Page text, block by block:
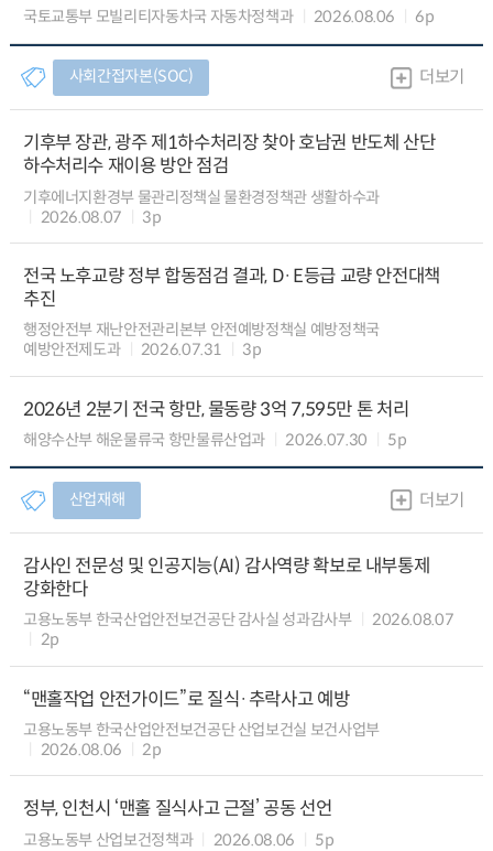
국토교통부 모빌리티자동차국 자동차정책과 2026.08.06 6p
사회간접자본(SOC) 더보기
기후부 장관, 광주 제1하수처리장 찾아 호남권 반도체 산단
하수처리수 재이용 방안 점검
기후에너지환경부 물관리정책실 물환경정책관 생활하수과
2026.08.07
3p
전국 노후교량 정부 합동점검 결과, D·E등급 교량 안전대책
추진
행정안전부 재난안전관리본부 안전예방정책실 예방정책국
예방안전제도과
2026.07.31 3p
2026년 2분기 전국 항만, 물동량 3억 7,595만 톤 처리
해양수산부 해운물류국 항만물류산업과 2026.07.30 5p
산업재해 더보기
감사인 전문성 및 인공지능(AI) 감사역량 확보로 내부통제
강화한다
고용노동부 한국산업안전보건공단 감사실 성과감사부
2026.08.07
2p
“맨홀작업 안전가이드”로 질식·추락사고 예방
고용노동부 한국산업안전보건공단 산업보건실 보건사업부
2026.08.06
2p
정부, 인천시 ‘맨홀 질식사고 근절’ 공동 선언
고용노동부 산업보건정책과 2026.08.06 5p